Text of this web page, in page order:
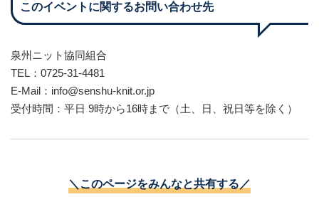
このイベントに関するお問い合わせ先
泉州ニット協同組合
TEL：0725-31-4481
E-Mail： info@senshu-knit.or.jp
受付時間：平日 9時から16時まで（土、日、祝日等を除く）
＼このページをみんなと共有する／